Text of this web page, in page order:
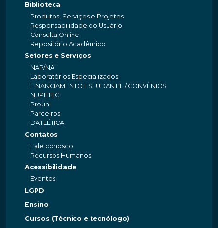
Biblioteca
Produtos, Serviços e Projetos
Responsabilidade do Usuário
Consulta Online
Repositório Acadêmico
Setores e Serviços
NAP/NAI
Laboratórios Especializados
FINANCIAMENTO ESTUDANTIL / CONVÊNIOS
NUPETEC
Prouni
Parceiros
DATLÉTICA
Contatos
Fale conosco
Recursos Humanos
Acessibilidade
Eventos
LGPD
Ensino
Cursos (Técnico e tecnólogo)